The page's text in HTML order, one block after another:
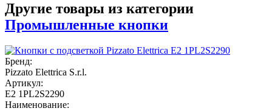
Другие товары из категории
Промышленные кнопки
Бренд:
Pizzato Elettrica S.r.l.
Артикул:
E2 1PL2S2290
Наименование: